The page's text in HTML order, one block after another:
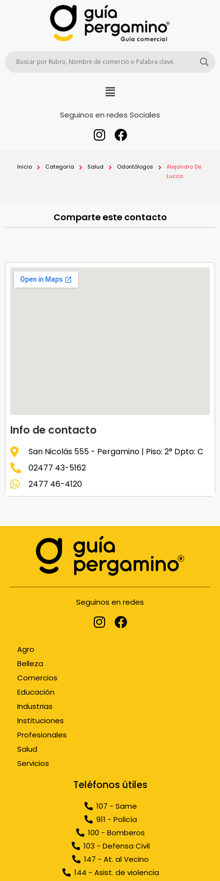
Seguinos en redes Sociales
Inicio Categoría Salud Odontólogos
Alejandro De
Lucca
Comparte este contacto
Info de contacto
San Nicolás 555 - Pergamino | Piso: 2° Dpto: C
02477 43-5162
2477 46-4120
Seguinos en redes
Agro
Belleza
Comercios
Educación
Industrias
Instituciones
Profesionales
Salud
Servicios
Teléfonos útiles
107 - Same
911 - Policía
100 - Bomberos
103 - Defensa Civil
147 - At. al Vecino
144 - Asist. de violencia